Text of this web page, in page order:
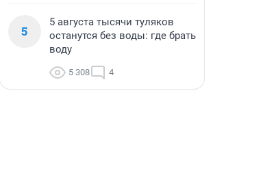
5
5 августа тысячи туляков
останутся без воды: где брать
воду
5 308 4